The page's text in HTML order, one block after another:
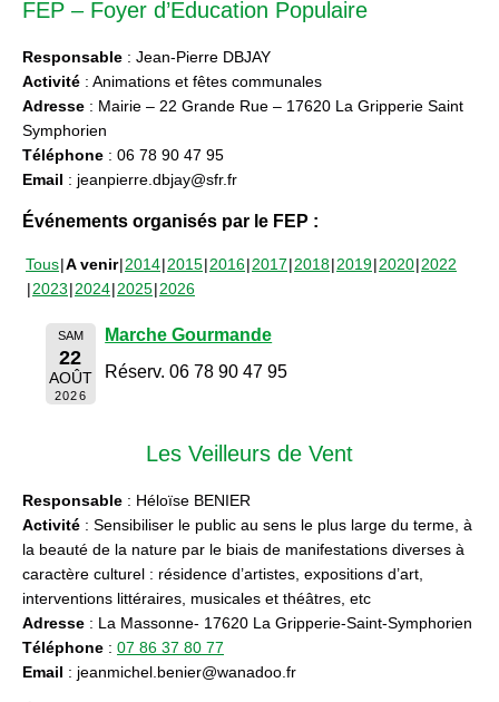
FEP – Foyer d’Education Populaire
Responsable : Jean-Pierre DBJAY
Activité : Animations et fêtes communales
Adresse : Mairie – 22 Grande Rue – 17620 La Gripperie Saint
Symphorien
Téléphone : 06 78 90 47 95
Email : jeanpierre.dbjay@sfr.fr
Événements organisés par le FEP :
Tous A venir 2014 2015 2016 2017 2018 2019 2020 2022
2023 2024 2025 2026
SAM
22
AOÛT
2026
Marche Gourmande
Réserv. 06 78 90 47 95
Les Veilleurs de Vent
Responsable : Héloïse BENIER
Activité : Sensibiliser le public au sens le plus large du terme, à
la beauté de la nature par le biais de manifestations diverses à
caractère culturel : résidence d’artistes, expositions d’art,
interventions littéraires, musicales et théâtres, etc
Adresse : La Massonne- 17620 La Gripperie-Saint-Symphorien
Téléphone : 07 86 37 80 77
Email : jeanmichel.benier@wanadoo.fr